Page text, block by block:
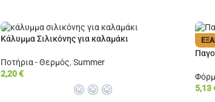
Κάλυμμα Σιλικόνης για καλαμάκι
Ποτήρια - Θερμός, Summer
2,20€
5,13